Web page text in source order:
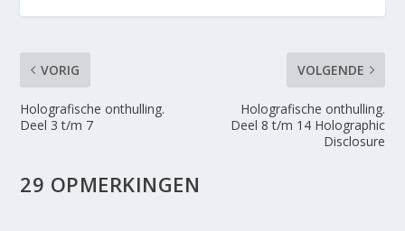
VORIG
Holografische onthulling.
Deel 3 t/m 7
VOLGENDE
Holografische onthulling.
Deel 8 t/m 14 Holographic
Disclosure
29 OPMERKINGEN